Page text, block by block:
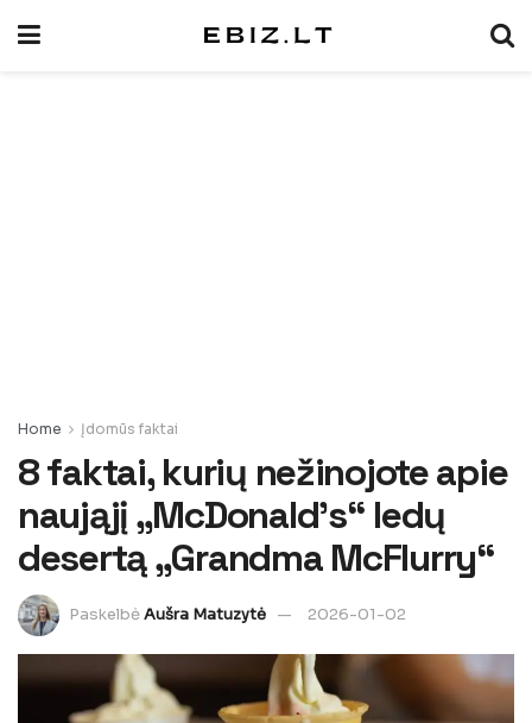
Home Įdomūs faktai
8 faktai, kurių nežinojote apie
naująjį „McDonald’s“ ledų
desertą „Grandma McFlurry“
PaskelbėAušra Matuzytė 2026-01-02